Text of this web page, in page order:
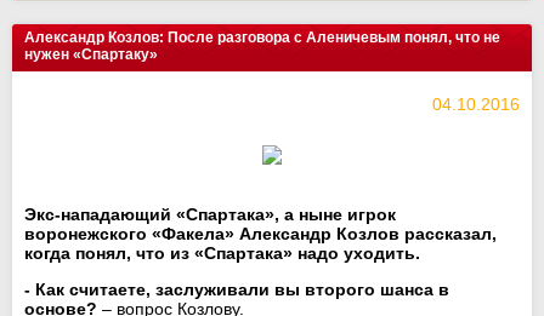
Александр Козлов: После разговора с Аленичевым понял, что не
нужен «Спартаку»
04.10.2016
Экс-нападающий «Спартака», а ныне игрок
воронежского «Факела» Александр Козлов рассказал,
когда понял, что из «Спартака» надо уходить.
- Как считаете, заслуживали вы второго шанса в
основе? – вопрос Козлову.